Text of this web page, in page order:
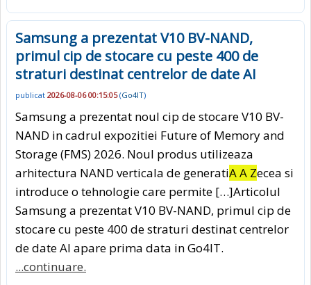
Samsung a prezentat V10 BV-NAND,
primul cip de stocare cu peste 400 de
straturi destinat centrelor de date AI
publicat 2026-08-06 00:15:05(Go4IT)
Samsung a prezentat noul cip de stocare V10 BV-
NAND in cadrul expozitiei Future of Memory and
Storage (FMS) 2026. Noul produs utilizeaza
arhitectura NAND verticala de generatiA A Zecea si
introduce o tehnologie care permite […]Articolul
Samsung a prezentat V10 BV-NAND, primul cip de
stocare cu peste 400 de straturi destinat centrelor
de date AI apare prima data in Go4IT.
...continuare.